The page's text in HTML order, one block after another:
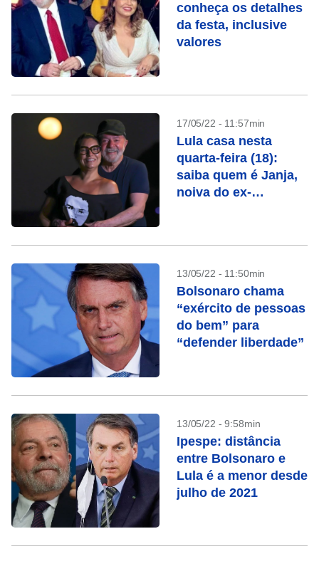
conheça os detalhes
da festa, inclusive
valores
17/05/22 - 11:57min
Lula casa nesta
quarta-feira (18):
saiba quem é Janja,
noiva do ex-
13/05/22 - 11:50min
Bolsonaro chama
“exército de pessoas
do bem” para
“defender liberdade”
13/05/22 - 9:58min
Ipespe: distância
entre Bolsonaro e
Lula é a menor desde
julho de 2021